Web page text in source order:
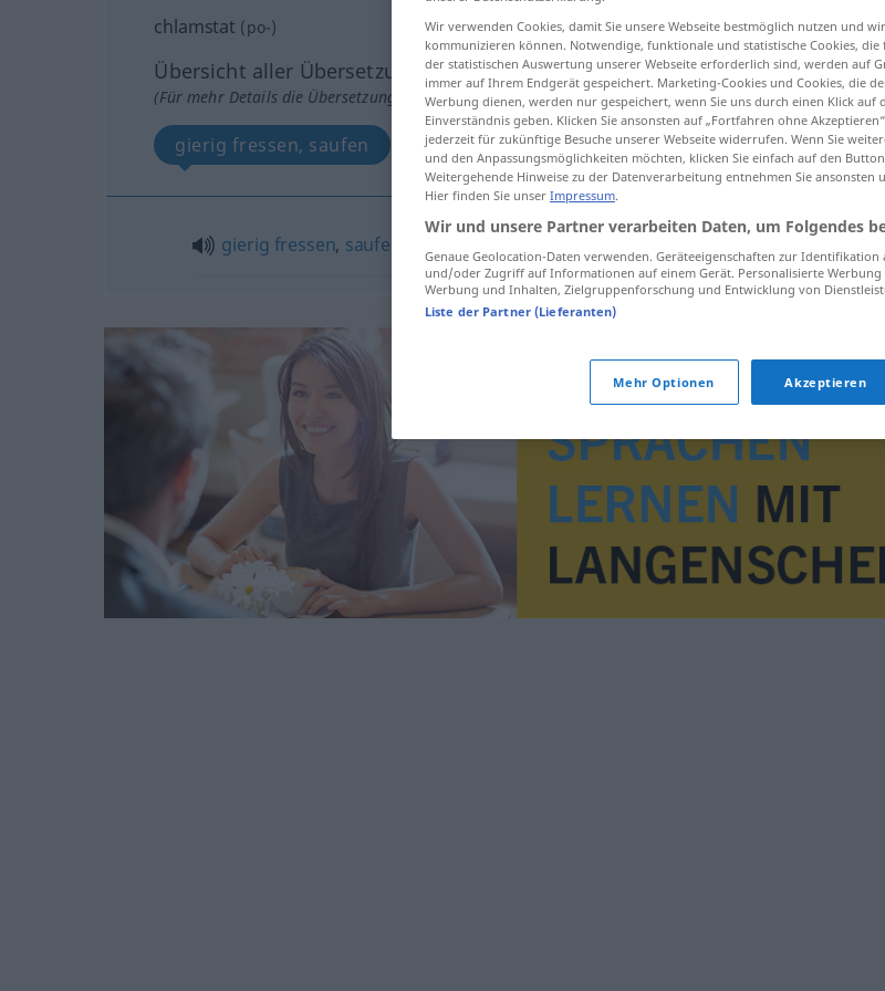
chlamstat (po-)
Übersicht aller Übersetzungen
(Für mehr Details die Übersetzung anklicken/antippen)
gierig fressen, saufen
gierig fressen, saufen
Wir verwenden Cookies, damit Sie unsere Webseite bestmöglich nutzen und
kommunizieren können. Notwendige, funktionale und statistische Cookies,
der statistischen Auswertung unserer Webseite erforderlich sind, werden auf
immer auf Ihrem Endgerät gespeichert. Marketing-Cookies und Cookies, die
Werbung dienen, werden nur gespeichert, wenn Sie uns durch einen Klick auf
Einverständnis geben. Klicken Sie ansonsten auf „Fortfahren ohne
jederzeit für zukünftige Besuche unserer Webseite widerrufen. Wenn Sie
und den Anpassungsmöglichkeiten möchten, klicken Sie einfach auf den
Weitergehende Hinweise zu der Datenverarbeitung entnehmen Sie ansonsten
Hier finden Sie unser Impressum.
Wir und unsere Partner verarbeiten Daten, um Folgendes
Genaue Geolocation-Daten verwenden. Geräteeigenschaften zur
und/oder Zugriff auf Informationen auf einem Gerät. Personalisierte
Werbung und Inhalten, Zielgruppenforschung und Entwicklung von
Liste der Partner (Lieferanten)
Mehr Optionen Akzeptieren